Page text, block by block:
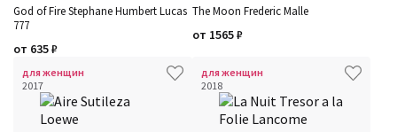
God of Fire Stephane Humbert Lucas
777
от 635₽
The Moon Frederic Malle
от 1565₽
для женщин
2017
для женщин
2018